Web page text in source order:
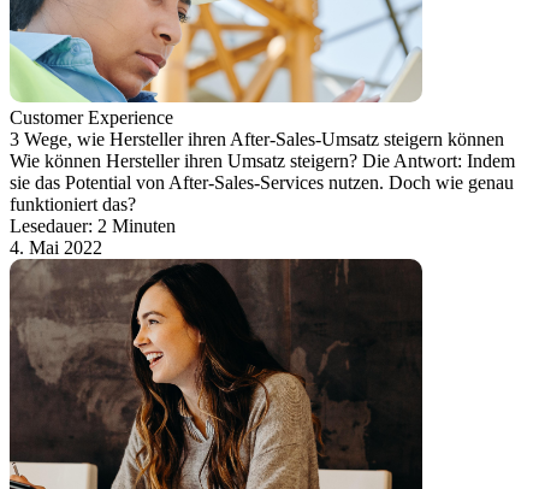
Customer Experience
3 Wege, wie Hersteller ihren After-Sales-Umsatz steigern können
Wie können Hersteller ihren Umsatz steigern? Die Antwort: Indem
sie das Potential von After-Sales-Services nutzen. Doch wie genau
funktioniert das?
Lesedauer: 2 Minuten
4. Mai 2022